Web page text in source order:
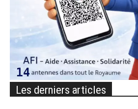
Les derniers articles